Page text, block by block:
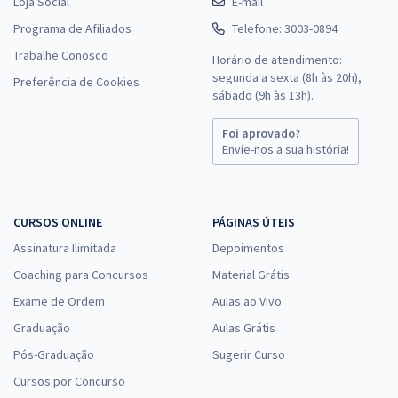
Programa de Afiliados
Trabalhe Conosco
Preferência de Cookies
Telefone: 3003-0894
Horário de atendimento:
segunda a sexta (8h às 20h),
sábado (9h às 13h).
Foi aprovado?
Envie-nos a sua história!
CURSOS ONLINE
Assinatura Ilimitada
Coaching para Concursos
Exame de Ordem
Graduação
Pós-Graduação
Cursos por Concurso
PÁGINAS ÚTEIS
Depoimentos
Material Grátis
Aulas ao Vivo
Aulas Grátis
Sugerir Curso